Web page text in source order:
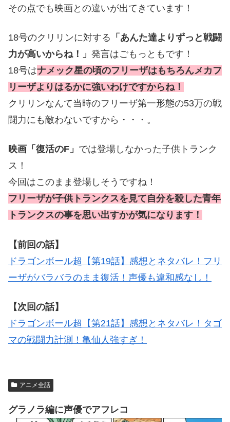
その点でも映画との違いが出てきています！
18号のクリリンに対する 「あんた達よりずっと戦闘
力が高いからね！」 発言はごもっともです！
18号はナメック星の頃のフリーザはもちろんメカフ
リーザよりはるかに強いわけですからね！
クリリンなんて当時のフリーザ第一形態の53万の戦
闘力にも敵わないですから・・・。
映画「復活のF」 では登場しなかった子供トランク
ス！
今回はこのまま登場しそうですね！
フリーザが子供トランクスを見て自分を殺した青年
トランクスの事を思い出すかが気になります！
【前回の話】
ドラゴンボール超【第19話】感想とネタバレ！フリ
ーザがバラバラのまま復活！声優も違和感なし！
【次回の話】
ドラゴンボール超【第21話】感想とネタバレ！タゴ
マの戦闘力計測！亀仙人強すぎ！
アニメ全話
グラノラ編に声優でアフレコ